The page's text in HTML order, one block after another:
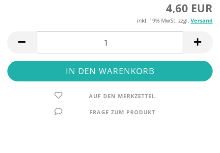
4,60 EUR
inkl. 19% MwSt. zzgl. Versand
AUF DEN MERKZETTEL
FRAGE ZUM PRODUKT